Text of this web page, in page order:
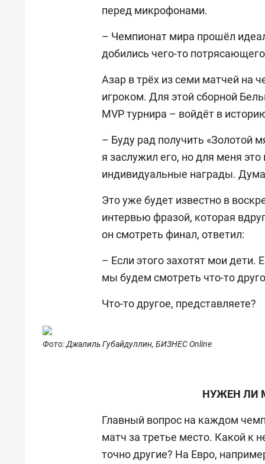
перед микрофонами.
– Чемпионат мира прошёл
добились чего-то
Азар в трёх из семи матчей на
игроком. Для этой сборной
MVP турнира – войдёт в
– Буду рад получить «Золотой
я заслужил его, но для меня
индивидуальные награды.
Это уже будет известно в
интервью фразой, которая
он смотреть финал, ответил:
– Если этого захотят мои дети.
мы будем смотреть что-то
Что-то другое, представляете?
Фото: Джалиль Губайдуллин, БИЗНЕС Online
НУЖЕН ЛИ
Главный вопрос на каждом
матч за третье место. Какой к
точно другие? На Евро,